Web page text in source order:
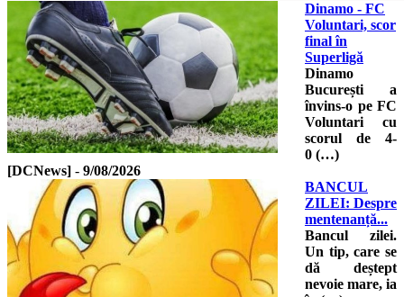
Dinamo - FC
Voluntari, scor
final în
Superligă
Dinamo
București a
învins-o pe FC
Voluntari cu
scorul de 4-
0 (…)
[DCNews] - 9/08/2026
BANCUL
ZILEI: Despre
mentenanță...
Bancul zilei.
Un tip, care se
dă deștept
nevoie mare, ia